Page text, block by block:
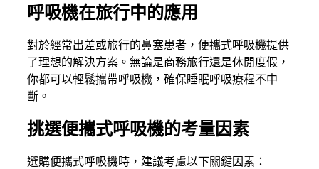
呼吸機在旅行中的應用
對於經常出差或旅行的鼻塞患者，便攜式呼吸機提供
了理想的解決方案。無論是商務旅行還是休閒度假，
你都可以輕鬆攜帶呼吸機，確保睡眠呼吸療程不中
斷。
挑選便攜式呼吸機的考量因素
選購便攜式呼吸機時，建議考慮以下關鍵因素：